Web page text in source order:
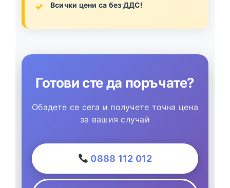
Всички цени са без ДДС!
Готови сте да поръчате?
Обадете се сега и получете точна цена
за вашия случай
0888 112 012